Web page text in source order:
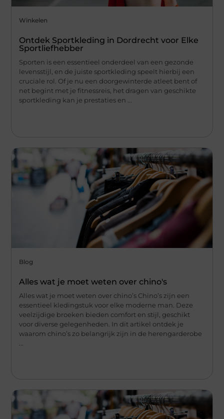
Winkelen
Ontdek Sportkleding in Dordrecht voor Elke
Sportliefhebber
Sporten is een essentieel onderdeel van een gezonde
levensstijl, en de juiste sportkleding speelt hierbij een
cruciale rol. Of je nu een doorgewinterde atleet bent of
net begint met je fitnessreis, het dragen van geschikte
sportkleding kan je prestaties en ...
Blog
Alles wat je moet weten over chino's
Alles wat je moet weten over chino’s Chino’s zijn een
essentieel kledingstuk voor elke moderne man. Deze
veelzijdige broeken bieden comfort en stijl, geschikt
voor diverse gelegenheden. In dit artikel ontdek je
waarom chino’s zo belangrijk zijn in de herengarderobe
...